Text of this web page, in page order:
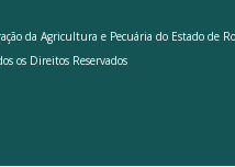
da Agricultura e Pecuária do Estado de
os Direitos Reservados